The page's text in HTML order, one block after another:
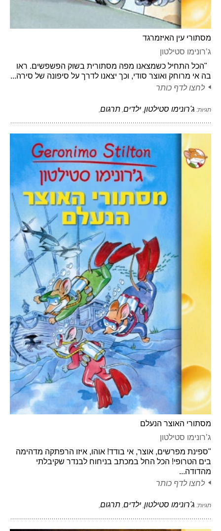
מסתורי עין האיזמרגד
ג’רונימו סטילטון
"הכל התחיל כשמצאנו מפה מסתורית בשוק הפשפשים. ראו
בה אי מרוחק ואוצר סודי, וכך יצאנו לדרך על סיפונה של סירה...
לחצו לדף כותר
תגיות: ג'רונימו סטילטון, ילדים, תרגום,
מסתורי האוצר הנעלם
ג’רונימו סטילטון
"ספינת מפרשים, אוצר, אי בודד! אוהו, איזו הרפתקה מדהימה
בים הטרופי! הכל החל במכתב בניחוח לבנדר שקיבלתי
מהדודה...
לחצו לדף כותר
תגיות: ג'רונימו סטילטון, ילדים, תרגום,